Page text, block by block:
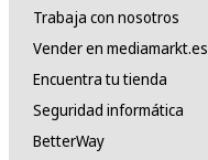
Trabaja con nosotros
Vender en mediamarkt.es
Encuentra tu tienda
Seguridad informática
BetterWay